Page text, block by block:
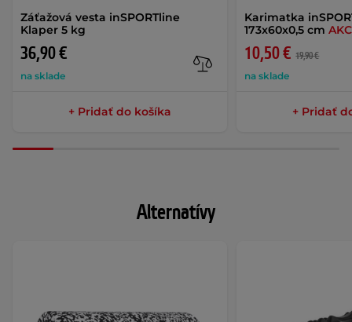
Záťažová vesta inSPORTline
Klaper 5 kg
36,90 €
na sklade
+ Pridať do košíka
Karimatka
173x60x0,5 cm
10,50 € 19,90 €
na sklade
+ Pridať
Alternatívy